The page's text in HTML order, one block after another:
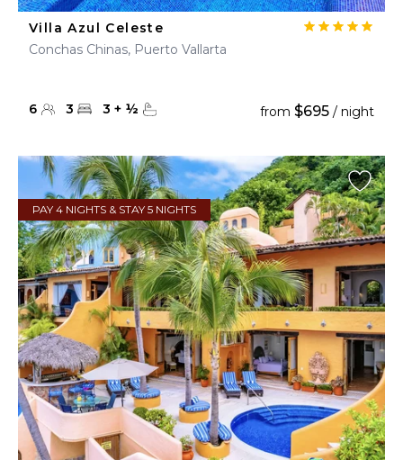
Villa Azul Celeste
Conchas Chinas, Puerto Vallarta
6 3 3 + ½ from $695 / night
PAY 4 NIGHTS & STAY 5 NIGHTS